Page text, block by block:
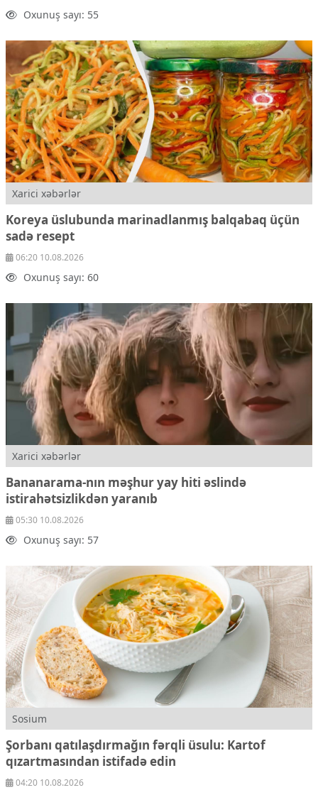
Oxunuş sayı: 55
Xarici xəbərlər
Koreya üslubunda marinadlanmış balqabaq üçün
sadə resept
06:20 10.08.2026
Oxunuş sayı: 60
Xarici xəbərlər
Bananarama-nın məşhur yay hiti əslində
istirahətsizlikdən yaranıb
05:30 10.08.2026
Oxunuş sayı: 57
Sosium
Şorbanı qatılaşdırmağın fərqli üsulu: Kartof
qızartmasından istifadə edin
04:20 10.08.2026